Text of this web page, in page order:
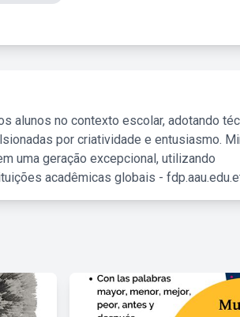
alunos no contexto escolar, adotando
por criatividade e entusiasmo.
uma geração excepcional, utilizando
acadêmicas globais -